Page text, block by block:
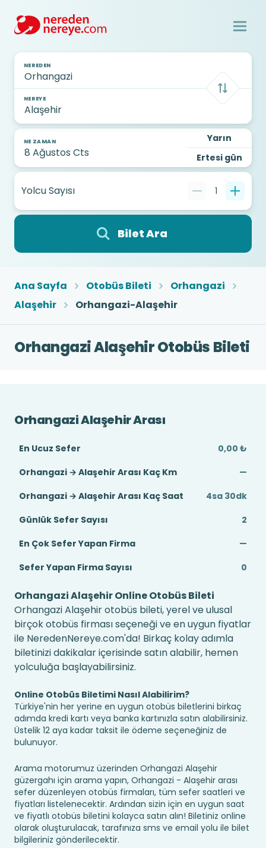
NEREDEN
NEREYE
NE ZAMAN
Yarın
Ertesi gün
Yolcu Sayısı 1
Bilet Ara
Ana Sayfa Otobüs Bileti
Orhangazi
Alaşehir
Orhangazi-Alaşehir
Orhangazi Alaşehir Otobüs Bileti
Orhangazi Alaşehir Arası
En Ucuz Sefer
0,00 ₺
Orhangazi → Alaşehir Arası Kaç Km
—
Orhangazi → Alaşehir Arası Kaç Saat
4sa 30dk
Günlük Sefer Sayısı
2
En Çok Sefer Yapan Firma
—
Sefer Yapan Firma Sayısı
0
Orhangazi Alaşehir Online Otobüs Bileti
Orhangazi Alaşehir otobüs bileti, yerel ve ulusal
birçok otobüs firması seçeneği ve en uygun fiyatlar
ile NeredenNereye.com'da! Birkaç kolay adımla
biletinizi dakikalar içerisinde satın alabilir, hemen
yolculuğa başlayabilirsiniz.
Online Otobüs Biletimi Nasıl Alabilirim?
Türkiye'nin her yerine en uygun otobüs biletlerini birkaç
adımda kredi kartı veya banka kartınızla satın alabilirsiniz.
Üstelik 12 aya kadar taksit ile ödeme seçeneğiniz de
bulunuyor.
Arama motorumuz üzerinden Orhangazi Alaşehir
güzergahı için arama yapın, Orhangazi - Alaşehir arası
sefer düzenleyen otobüs firmaları, tüm sefer saatleri ve
fiyatları listelenecektir. Ardından sizin için en uygun saat
ve fiyatlı otobüs biletini kolayca satın alın! Biletiniz online
olarak oluşturulacak, tarafınıza sms ve email yolu ile bilet
bilgileriniz gönderilecektir.